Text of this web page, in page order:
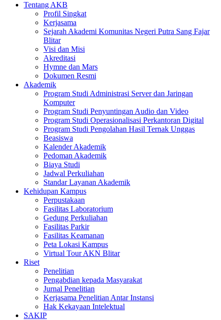
Tentang AKB
Profil Singkat
Kerjasama
Sejarah Akademi Komunitas Negeri Putra Sang Fajar
Blitar
Visi dan Misi
Akreditasi
Hymne dan Mars
Dokumen Resmi
Akademik
Program Studi Administrasi Server dan Jaringan
Komputer
Program Studi Penyuntingan Audio dan Video
Program Studi Operasionalisasi Perkantoran Digital
Program Studi Pengolahan Hasil Ternak Unggas
Beasiswa
Kalender Akademik
Pedoman Akademik
Biaya Studi
Jadwal Perkuliahan
Standar Layanan Akademik
Kehidupan Kampus
Perpustakaan
Fasilitas Laboratorium
Gedung Perkuliahan
Fasilitas Parkir
Fasilitas Keamanan
Peta Lokasi Kampus
Virtual Tour AKN Blitar
Riset
Penelitian
Pengabdian kepada Masyarakat
Jurnal Penelitian
Kerjasama Penelitian Antar Instansi
Hak Kekayaan Intelektual
SAKIP